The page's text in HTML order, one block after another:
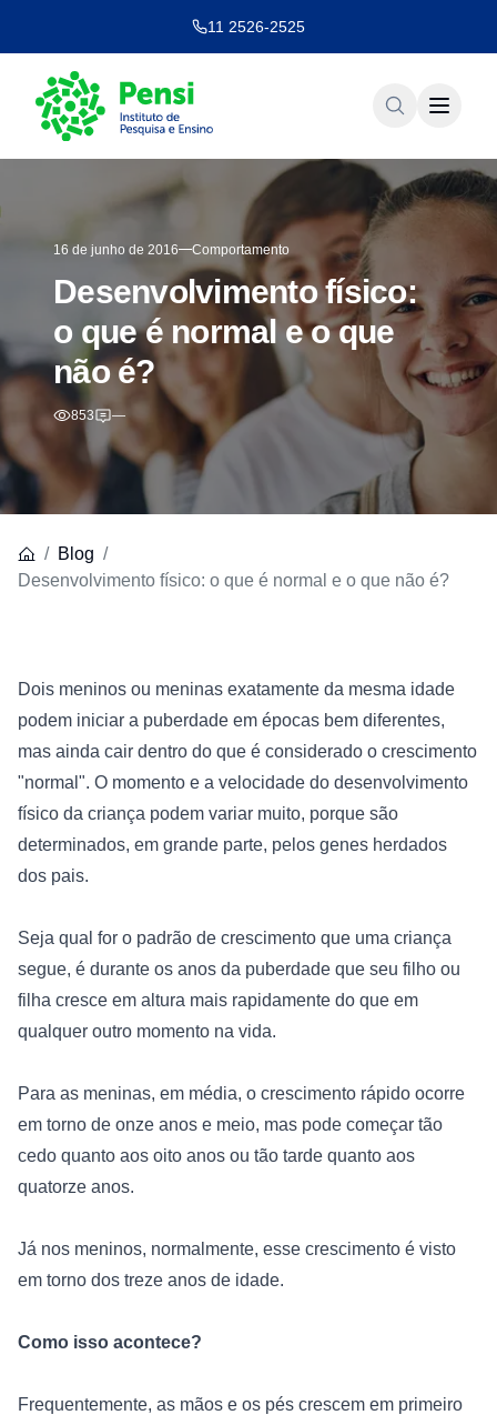
11 2526-2525
16 de junho de 2016 Comportamento
Desenvolvimento físico:
o que é normal e o que
não é?
853 —
Blog
Desenvolvimento físico: o que é normal e o que não é?
Dois meninos ou meninas exatamente da mesma idade
podem iniciar a puberdade em épocas bem diferentes,
mas ainda cair dentro do que é considerado o crescimento
"normal". O momento e a velocidade do desenvolvimento
físico da criança podem variar muito, porque são
determinados, em grande parte, pelos genes herdados
dos pais.
Seja qual for o padrão de crescimento que uma criança
segue, é durante os anos da puberdade que seu filho ou
filha cresce em altura mais rapidamente do que em
qualquer outro momento na vida.
Para as meninas, em média, o crescimento rápido ocorre
em torno de onze anos e meio, mas pode começar tão
cedo quanto aos oito anos ou tão tarde quanto aos
quatorze anos.
Já nos meninos, normalmente, esse crescimento é visto
em torno dos treze anos de idade.
Como isso acontece?
Frequentemente, as mãos e os pés crescem em primeiro